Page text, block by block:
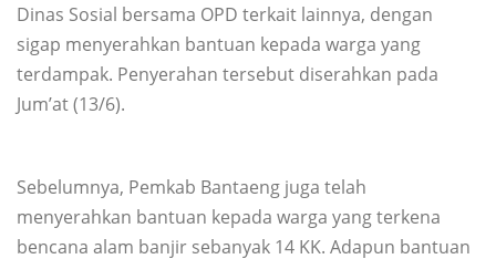
Dinas Sosial bersama OPD terkait lainnya, dengan
sigap menyerahkan bantuan kepada warga yang
terdampak. Penyerahan tersebut diserahkan pada
Jum’at (13/6).
Sebelumnya, Pemkab Bantaeng juga telah
menyerahkan bantuan kepada warga yang terkena
bencana alam banjir sebanyak 14 KK. Adapun bantuan